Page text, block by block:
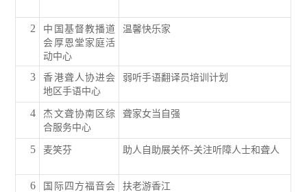
2
中国基督教播道
会厚恩堂家庭活
动中心
温馨快乐家
3
香港聋人协进会
地区手语中心
弱听手语翻译员培训计划
4
杰文聋协南区综
合服务中心
聋家女当自强
5 麦笑芬 助人自助展关怀-关注听障人士和聋人
6
国际四方福音会
扶老游香江